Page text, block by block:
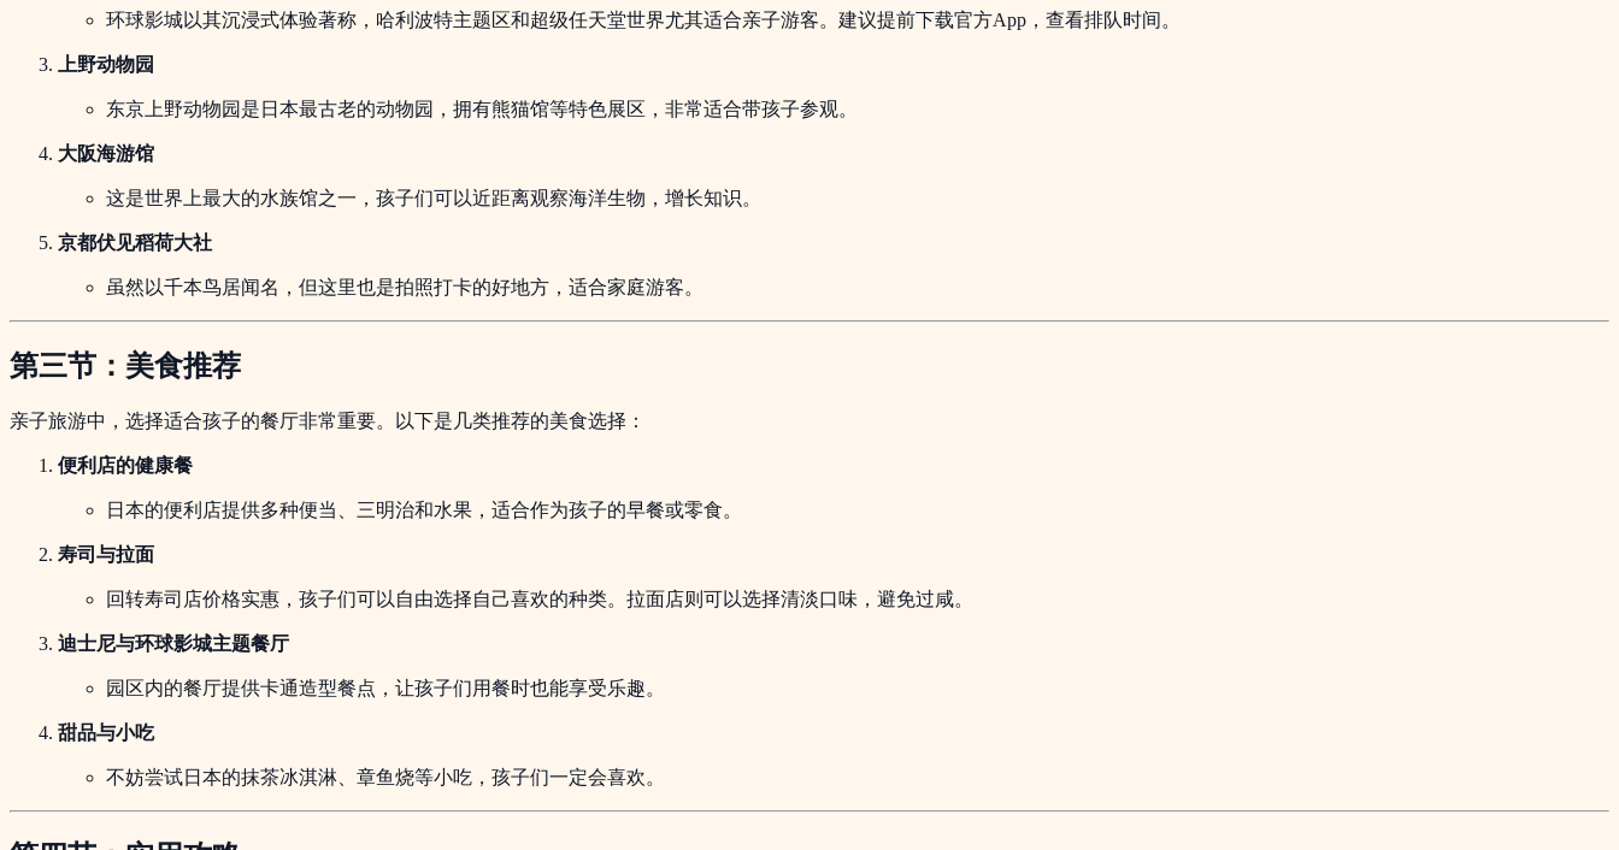
环球影城以其沉浸式体验著称，哈利波特主题区和超级任天堂世界尤其适合亲子游客。建议提前下载官方App，查看排队时间。
上野动物园
东京上野动物园是日本最古老的动物园，拥有熊猫馆等特色展区，非常适合带孩子参观。
大阪海游馆
这是世界上最大的水族馆之一，孩子们可以近距离观察海洋生物，增长知识。
京都伏见稻荷大社
虽然以千本鸟居闻名，但这里也是拍照打卡的好地方，适合家庭游客。
第三节：美食推荐
亲子旅游中，选择适合孩子的餐厅非常重要。以下是几类推荐的美食选择：
便利店的健康餐
日本的便利店提供多种便当、三明治和水果，适合作为孩子的早餐或零食。
寿司与拉面
回转寿司店价格实惠，孩子们可以自由选择自己喜欢的种类。拉面店则可以选择清淡口味，避免过咸。
迪士尼与环球影城主题餐厅
园区内的餐厅提供卡通造型餐点，让孩子们用餐时也能享受乐趣。
甜品与小吃
不妨尝试日本的抹茶冰淇淋、章鱼烧等小吃，孩子们一定会喜欢。